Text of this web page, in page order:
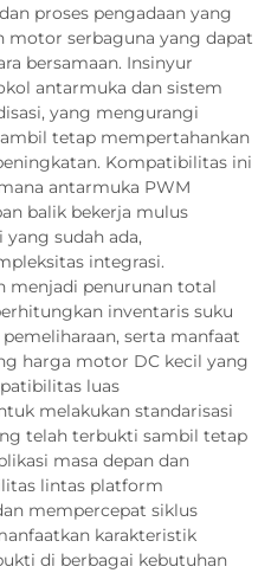
proses pengadaan yang
motor serbaguna yang dapat
bersamaan. Insinyur
antarmuka dan sistem
yang mengurangi
tetap mempertahankan
Kompatibilitas ini
antarmuka PWM
balik bekerja mulus
sudah ada,
integrasi.
menjadi penurunan total
inventaris suku
serta manfaat
harga motor DC kecil yang
luas
melakukan standarisasi
telah terbukti sambil tetap
masa depan dan
lintas platform
mempercepat siklus
karakteristik
di berbagai kebutuhan